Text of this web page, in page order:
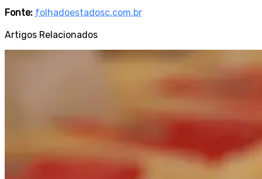
Fonte: folhadoestadosc.com.br
Artigos Relacionados